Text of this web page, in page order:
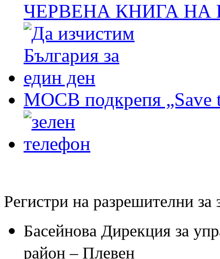
ЧЕРВЕНА КНИГА НА
МОСВ подкрепя „Save
Регистри на разрешителни за
Басейнова Дирекция за
район – Плевен